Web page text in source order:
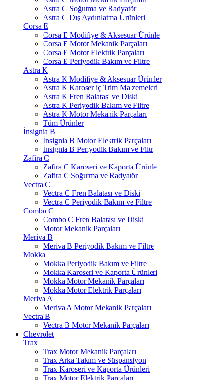
Astra G Soğutma ve Radyatör
Astra G Dış Aydınlatma Ürünleri
Corsa E
Corsa E Modifiye & Aksesuar Ürünle
Corsa E Motor Mekanik Parçaları
Corsa E Motor Elektrik Parçaları
Corsa E Periyodik Bakım ve Filtre
Astra K
Astra K Modifiye & Aksesuar Ürünler
Astra K Karoser iç Trim Malzemeleri
Astra K Fren Balatası ve Diski
Astra K Periyodik Bakım ve Filtre
Astra K Motor Mekanik Parçaları
Tüm Ürünler
İnsignia B
İnsignia B Motor Elektrik Parçaları
İnsignia B Periyodik Bakım ve Filtr
Zafira C
Zafira C Karoseri ve Kaporta Ürünle
Zafira C Soğutma ve Radyatör
Vectra C
Vectra C Fren Balatası ve Diski
Vectra C Periyodik Bakım ve Filtre
Combo C
Combo C Fren Balatası ve Diski
Motor Mekanik Parçaları
Meriva B
Meriva B Periyodik Bakım ve Filtre
Mokka
Mokka Periyodik Bakım ve Filtre
Mokka Karoseri ve Kaporta Ürünleri
Mokka Motor Mekanik Parçaları
Mokka Motor Elektrik Parçaları
Meriva A
Meriva A Motor Mekanik Parçaları
Vectra B
Vectra B Motor Mekanik Parçaları
Chevrolet
Trax
Trax Motor Mekanik Parçaları
Trax Arka Takım ve Süspansiyon
Trax Karoseri ve Kaporta Ürünleri
Trax Motor Elektrik Parçaları